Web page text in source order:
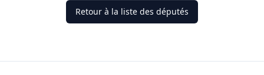
Retour à la liste des députés